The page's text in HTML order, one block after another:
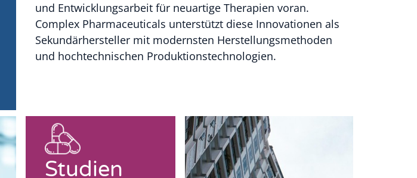
und Entwicklungsarbeit für neuartige Therapien voran.
Complex Pharmaceuticals unterstützt diese Innovationen als
Sekundärhersteller mit modernsten Herstellungsmethoden
und hochtechnischen Produktionstechnologien.
Studien